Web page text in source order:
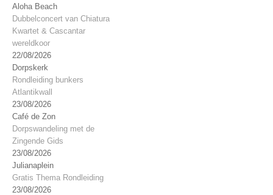
Aloha Beach
Dubbelconcert van Chiatura
Kwartet & Cascantar
wereldkoor
22/08/2026
Dorpskerk
Rondleiding bunkers
Atlantikwall
23/08/2026
Café de Zon
Dorpswandeling met de
Zingende Gids
23/08/2026
Julianaplein
Gratis Thema Rondleiding
23/08/2026